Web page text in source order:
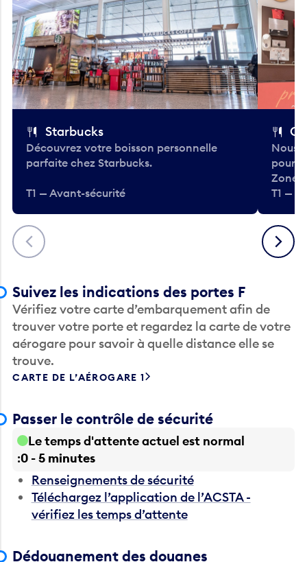
Précédent
Starbucks
Découvrez votre boisson personnelle
parfaite chez Starbucks.
T1 — Avant-sécurité
Nous
pour
Zone.
T1 —
Suivant
Suivez les indications des portes F
Vérifiez votre carte d’embarquement afin de
trouver votre porte et regardez la carte de votre
aérogare pour savoir à quelle distance elle se
trouve.
CARTE DE L’AÉROGARE 1
Passer le contrôle de sécurité
Le temps d'attente actuel est normal
0 - 5 minutes
Renseignements de sécurité
Téléchargez l’application de l’ACSTA -
vérifiez les temps d’attente
Dédouanement des douanes